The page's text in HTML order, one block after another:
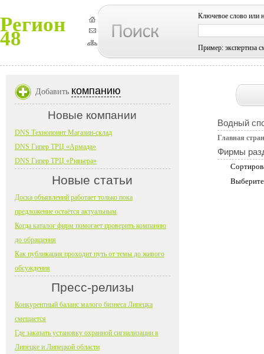
Регион
48
Ключевое слово или
Пример: экспертиза
Водный
Главная
Фирмы
Добавить компанию
Новые компании
DNS Технопоинт Магазин-склад
DNS Гипер ТРЦ «Армада»
DNS Гипер ТРЦ «Ривьера»
Новые статьи
Доска объявлений работает только пока
предложение остаётся актуальным
Когда каталог фирм помогает проверить компанию
до обращения
Как публикация проходит путь от темы до живого
обсуждения
Пресс-релизы
Конкурентный баланс малого бизнеса Липецка
смещается
Где заказать установку охранной сигнализации в
Липецке и Липецкой области